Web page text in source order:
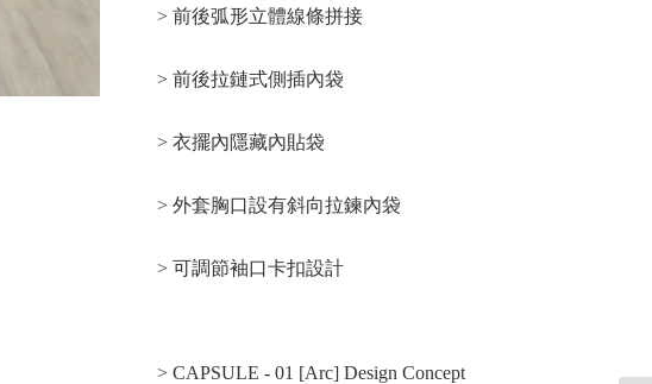
> 前後弧形立體線條拼接
> 前後拉鏈式側插內袋
> 衣擺內隱藏內貼袋
> 外套胸口設有斜向拉鍊內袋
> 可調節袖口卡扣設計
> CAPSULE - 01 [Arc] Design Concept